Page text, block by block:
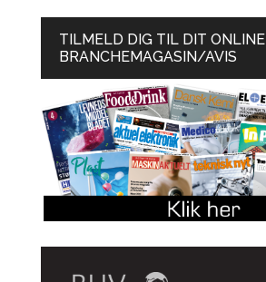
TILMELD DIG TIL DIT ONLINE
BRANCHEMAGASIN/AVIS